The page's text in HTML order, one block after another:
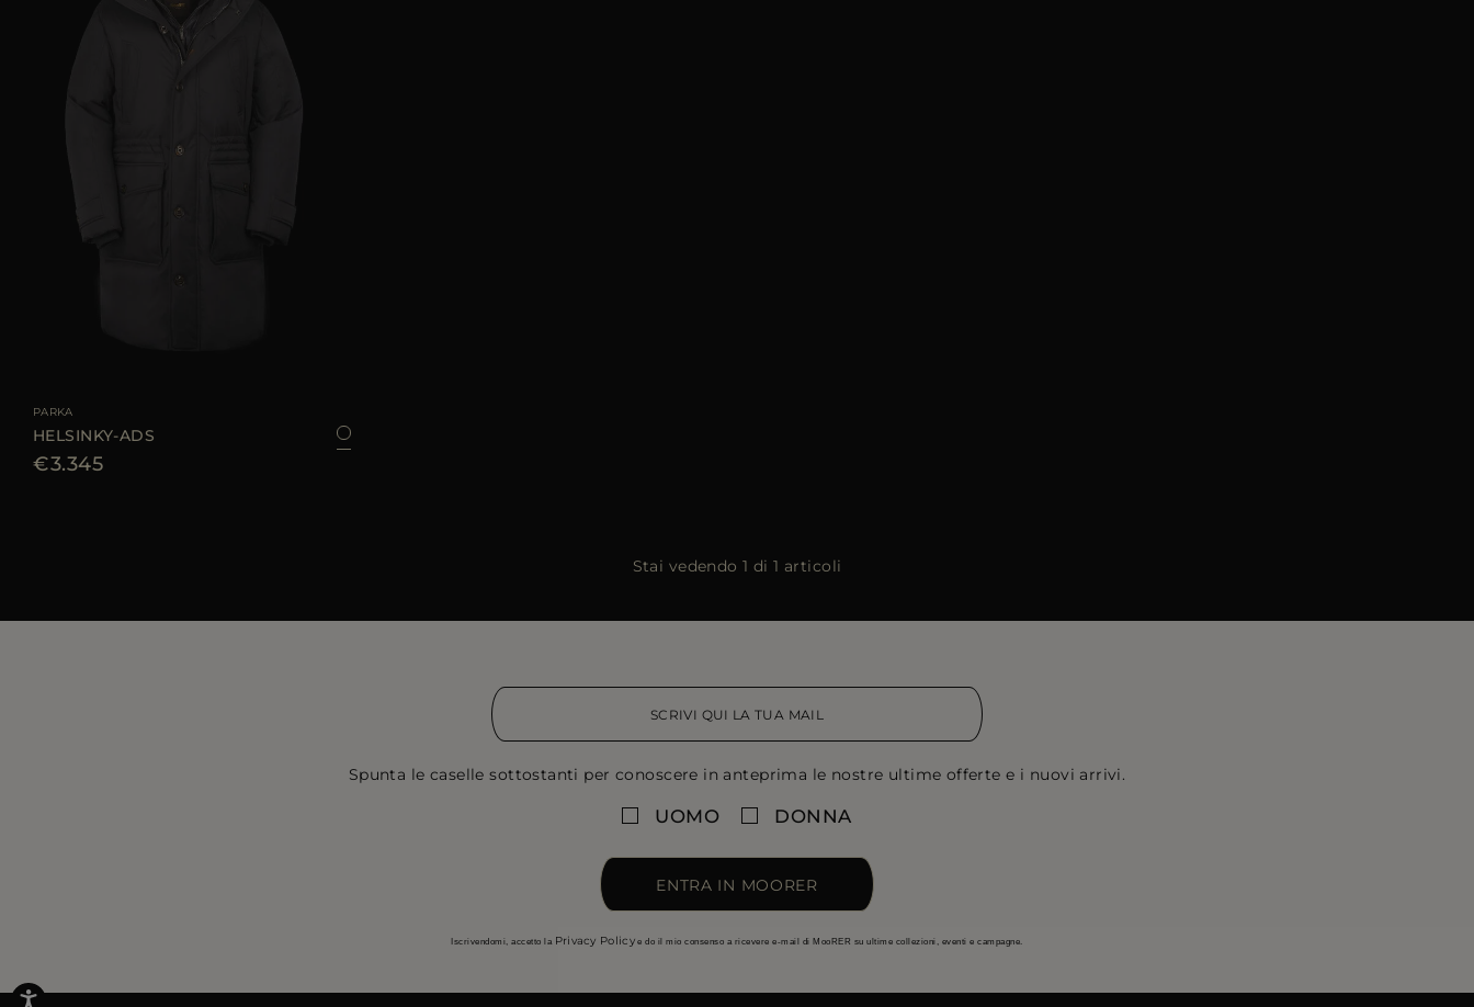
PARKA
HELSINKY-ADS
€3.345
Stai vedendo 1 di 1 articoli
Spunta le caselle sottostanti per conoscere in anteprima le nostre ultime offerte e i nuovi arrivi.
UOMO DONNA
ENTRA IN MOORER
Iscrivendomi, accetto la Privacy Policye do il mio consenso a ricevere e-mail di MooRER su ultime collezioni, eventi e campagne.